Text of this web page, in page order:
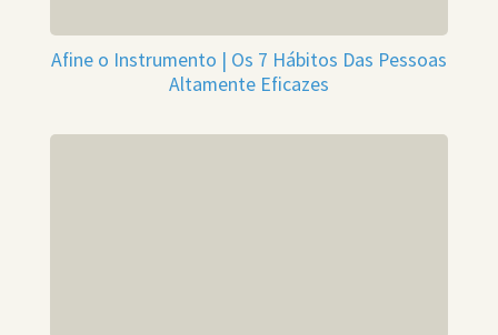
Afine o Instrumento | Os 7 Hábitos Das Pessoas
Altamente Eficazes